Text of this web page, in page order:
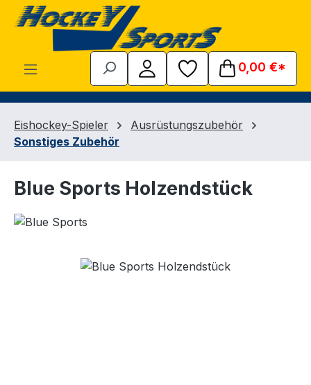
Zum Hauptinhalt springen
0,00 €*
Eishockey-Spieler
Ausrüstungszubehör
Sonstiges Zubehör
Blue Sports Holzendstück
Bildergalerie überspringen